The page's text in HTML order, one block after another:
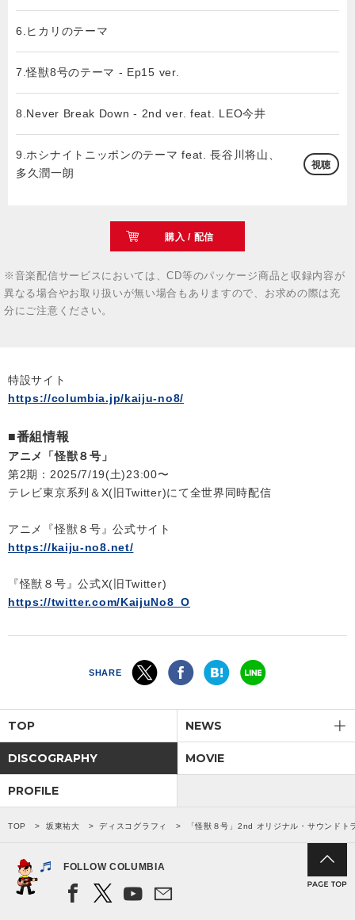
6.ヒカリのテーマ
7.怪獣8号のテーマ - Ep15 ver.
8.Never Break Down - 2nd ver. feat. LEO今井
9.ホシナイトニッポンのテーマ feat. 長谷川将山、
多久潤一朗
視聴
購入 / 配信
※音楽配信サービスにおいては、CD等のパッケージ商品と収録内容が
異なる場合やお取り扱いが無い場合もありますので、お求めの際は充
分にご注意ください。
特設サイト
https://columbia.jp/kaiju-no8/
■番組情報
アニメ「怪獣８号」
第2期：2025/7/19(土)23:00〜
テレビ東京系列＆X(旧Twitter)にて全世界同時配信
アニメ『怪獣８号』公式サイト
https://kaiju-no8.net/
『怪獣８号』公式X(旧Twitter)
https://twitter.com/KaijuNo8_O
SHARE
TOP NEWS
DISCOGRAPHY MOVIE
PROFILE
TOP 坂東祐大 ディスコグラフィ 「怪獣８号」2nd オリジナル・サウンド
FOLLOW COLUMBIA